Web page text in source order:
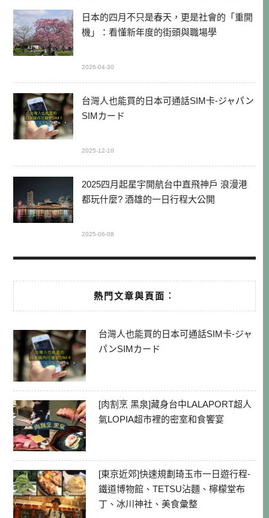
日本的四月不只是春天，更是社會的「重開
機」：看懂新年度的街頭與職場學
2026-04-30
台灣人也能買的日本可通話SIM卡-ジャパン
SIMカード
2025-12-10
2025四月起星宇開航台中直飛神戶 浪漫港
都玩什麼? 酒雄的一日行程大公開
2025-06-08
熱門文章與頁面︰
台灣人也能買的日本可通話SIM卡-ジャ
パンSIMカード
[肉割烹 黑泉]藏身台中LALAPORT超人
氣LOPIA超市裡的密室和食饗宴
[東京近郊]快速規劃琦玉市一日遊行程-
鐵道博物館、TETSU沾麵、檸檬堂布
丁、冰川神社、美食彙整